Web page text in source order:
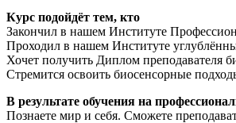
Курс подойдёт тем, кто
Закончил в нашем Институте
Проходил в нашем Институте
Хочет получить Диплом преподавателя
Стремится освоить биосенсорные
В результате обучения на
Познаете мир и себя. Сможете